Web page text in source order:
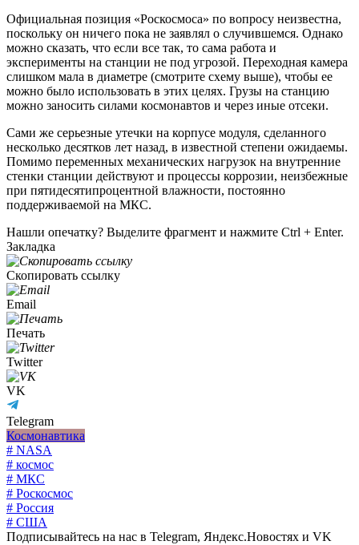
Официальная позиция «Роскосмоса» по вопросу неизвестна,
поскольку он ничего пока не заявлял о случившемся. Однако
можно сказать, что если все так, то сама работа и
эксперименты на станции не под угрозой. Переходная камера
слишком мала в диаметре (смотрите схему выше), чтобы ее
можно было использовать в этих целях. Грузы на станцию
можно заносить силами космонавтов и через иные отсеки.
Сами же серьезные утечки на корпусе модуля, сделанного
несколько десятков лет назад, в известной степени ожидаемы.
Помимо переменных механических нагрузок на внутренние
стенки станции действуют и процессы коррозии, неизбежные
при пятидесятипроцентной влажности, постоянно
поддерживаемой на МКС.
Нашли опечатку? Выделите фрагмент и нажмите Ctrl + Enter.
Закладка
Скопировать ссылку
Email
Печать
Twitter
VK
Telegram
Космонавтика
# NASA
# космос
# МКС
# Роскосмос
# Россия
# США
Подписывайтесь на нас в Telegram, Яндекс.Новостях и VK